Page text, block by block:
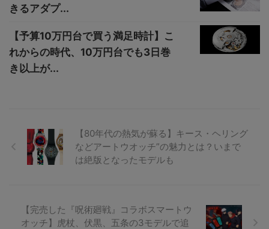
きるアダプ...
【予算10万円台で買う満足時計】こ
れからの時代、10万円台でも3日巻
き以上が...
【80年代の熱気が蘇る】キース・ヘリング
などアートウオッチ”の魅力とは？いまで
は絶版となったモデルも
【完売した『呪術廻戦』コラボスマートウ
オッチ】虎杖、伏黒、五条の3モデルで追